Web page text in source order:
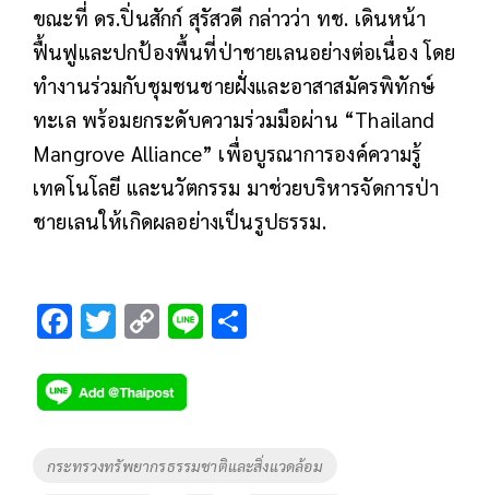
ขณะที่ ดร.ปิ่นสักก์ สุรัสวดี กล่าวว่า ทช. เดินหน้า
ฟื้นฟูและปกป้องพื้นที่ป่าชายเลนอย่างต่อเนื่อง โดย
ทำงานร่วมกับชุมชนชายฝั่งและอาสาสมัครพิทักษ์
ทะเล พร้อมยกระดับความร่วมมือผ่าน “Thailand
Mangrove Alliance” เพื่อบูรณาการองค์ความรู้
เทคโนโลยี และนวัตกรรม มาช่วยบริหารจัดการป่า
ชายเลนให้เกิดผลอย่างเป็นรูปธรรม.
F
e
b
o
T
tt
er
C
p
y
Li
Li
Tags
กระทรวงทรัพยากรธรรมชาติและสิ่งแวดล้อม